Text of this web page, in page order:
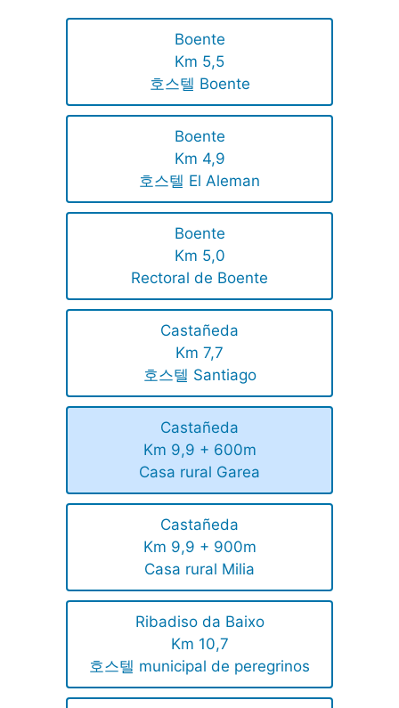
Boente
Km 5,5
호스텔 Boente
Boente
Km 4,9
호스텔 El Aleman
Boente
Km 5,0
Rectoral de Boente
Castañeda
Km 7,7
호스텔 Santiago
Castañeda
Km 9,9 + 600m
Casa rural Garea
Castañeda
Km 9,9 + 900m
Casa rural Milia
Ribadiso da Baixo
Km 10,7
호스텔 municipal de peregrinos